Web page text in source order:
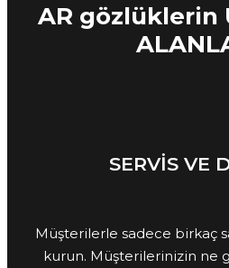
AR gözlüklerin
SERVIS VE
Müşterilerle sadece birkaç
kurun. Müşterilerinizin ne